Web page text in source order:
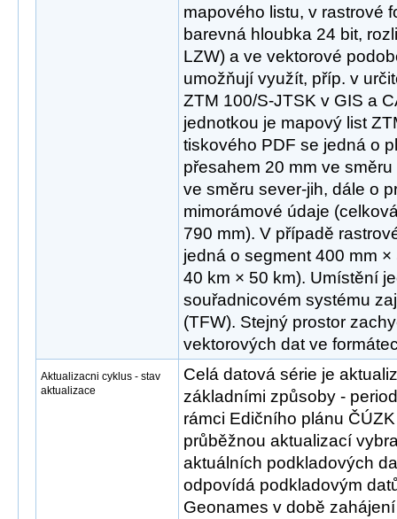
mapového listu, v rastrové
barevná hloubka 24 bit,
LZW) a ve vektorové
umožňují využít, příp. v
ZTM 100/S-JTSK v GIS a
jednotkou je mapový list
tiskového PDF se jedná o
přesahem 20 mm ve
ve směru sever-jih, dále o
mimorámové údaje
790 mm). V případě
jedná o segment 400 mm
40 km × 50 km). Umístění
souřadnicovém systému
(TFW). Stejný prostor
vektorových dat ve
Aktualizacni cyklus - stav
aktualizace
Celá datová série je
základními způsoby -
rámci Edičního plánu
průběžnou aktualizací
aktuálních podkladových
odpovídá podkladovým
Geonames v době